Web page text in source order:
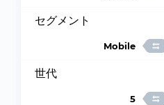
セグメント
Mobile
世代
5